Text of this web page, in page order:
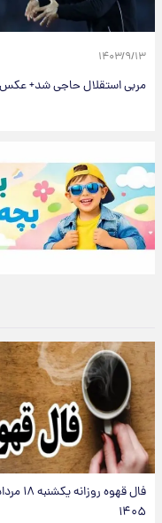
۱۴۰۳/۹/۱۳
مربی استقلال حاجی شد+ عکس
فال قهوه
۱۴۰۵